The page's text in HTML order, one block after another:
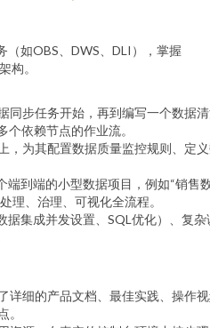
（如OBS、DWS、DLI），掌握
构。
同步任务开始，再到编写一个数据
依赖节点的作业流。
，为其配置数据质量监控规则、定
端到端的小型数据项目，例如“销售
理、治理、可视化全流程。
据集成并发设置、SQL优化）、复杂
详细的产品文档、最佳实践、操作
。